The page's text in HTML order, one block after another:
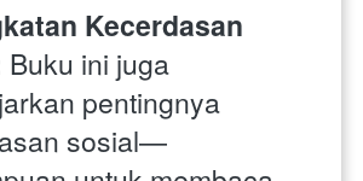
Kecerdasan
Buku ini juga
pentingnya
sosial—